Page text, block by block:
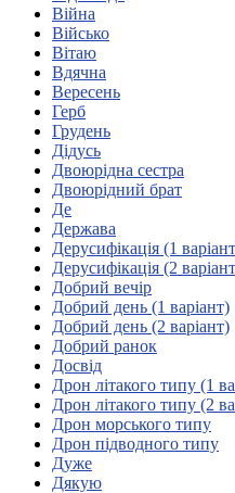
Молодіжні лідери
Мережа УТОГ
Підприємства
Рекорди УТОГ
Видання УТОГ
Звіти
Посилання
Контакти
Навчальні
Дошкільна освіта
Загальна освіта
Для абітурієнтів
Уроки
Війна
Військо
Вітаю
Вдячна
Вересень
Герб
Грудень
Дідусь
Двоюрідна сестра
Двоюрідний брат
Де
Держава
Дерусифікація (1
Дерусифікація (2
Добрий вечір
Добрий день (1 варіант)
Добрий день (2 варіант)
Добрий ранок
Досвід
Дрон літакого типу (1
Дрон літакого типу (2
Дрон морського типу
Дрон підводного типу
Дуже
Дякую